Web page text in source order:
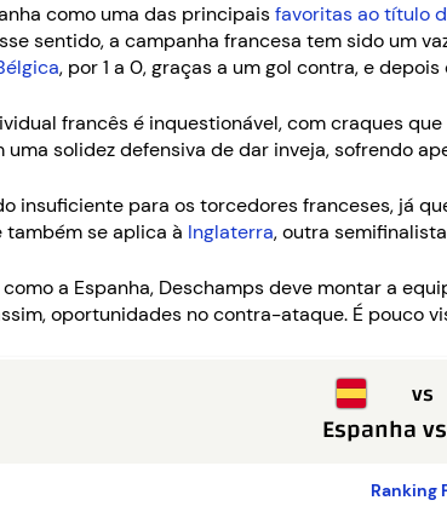
como uma das principaisfavoritas ao título
sentido, a campanha francesa tem sido um
, por 1 a 0, graças a um gol contra, e
francês é inquestionável, com craques
uma solidez defensiva de dar inveja, sofrendo
insuficiente para os torcedores franceses, já
se aplica à Inglaterra, outra
a Espanha, Deschamps deve montar a
oportunidades no contra-ataque. É pouco
vs
Espanhavs
Ranking